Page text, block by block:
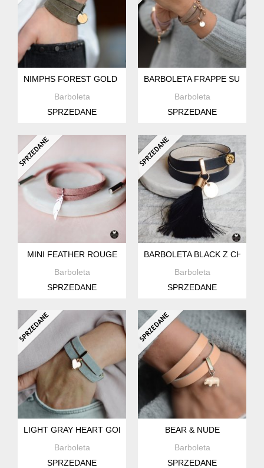
NIMPHS FOREST GOLD RING
Barboleta
SPRZEDANE
BARBOLETA FRAPPE SUEDE
Barboleta
SPRZEDANE
MINI FEATHER ROUGE
Barboleta
SPRZEDANE
BARBOLETA BLACK Z
Barboleta
SPRZEDANE
LIGHT GRAY HEART GOLD
Barboleta
SPRZEDANE
BEAR & NUDE
Barboleta
SPRZEDANE